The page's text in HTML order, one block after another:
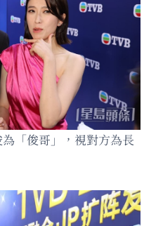
「俊哥」，視對方為長